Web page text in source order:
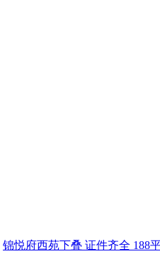
锦悦府西苑下叠 证件齐全 188